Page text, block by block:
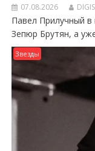
07.08.2026
Павел Прилучный в
Зепюр Брутян, а
Звезды